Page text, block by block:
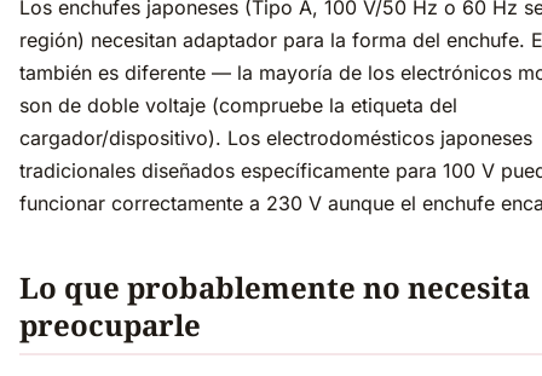
Los enchufes japoneses (Tipo A, 100 V/50 Hz o 60 Hz
región) necesitan adaptador para la forma del enchufe.
también es diferente — la mayoría de los electrónicos
son de doble voltaje (compruebe la etiqueta del
cargador/dispositivo). Los electrodomésticos japoneses
tradicionales diseñados específicamente para 100 V
funcionar correctamente a 230 V aunque el enchufe
Lo que probablemente no necesita
preocuparle